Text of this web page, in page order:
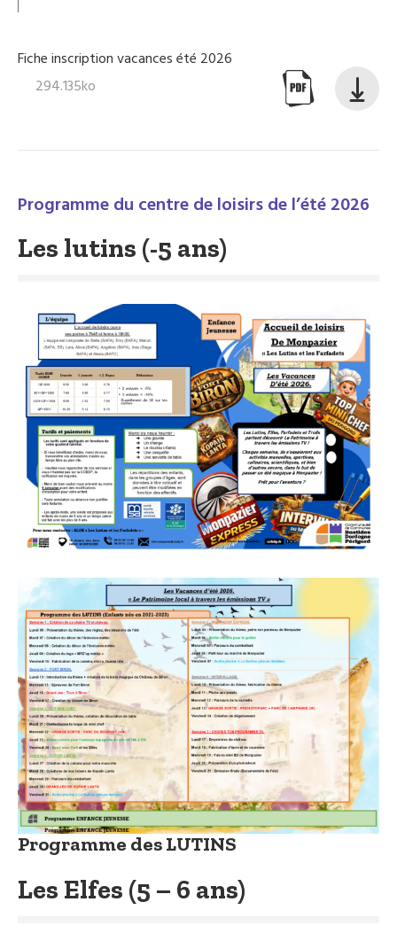
Fiche inscription vacances été 2026
294.135ko
Programme du centre de loisirs de l’été 2026
Les lutins (-5 ans)
Programme des LUTINS
Les Elfes (5 – 6 ans)